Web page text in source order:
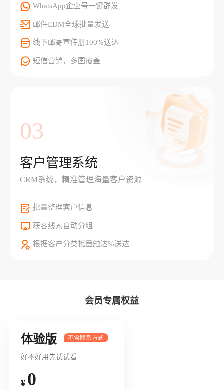
WhatsApp企业号一键群发
邮件EDM全球批量发送
线下邮寄宣传册100%送达
短信营销，多国覆盖
03
客户管理系统
CRM系统，精准管理海量客户资源
批量整理客户信息
获客线索自动分组
根据客户分类批量触达%送达
会员专属权益
体验版
好不好用先试试看
¥ 0